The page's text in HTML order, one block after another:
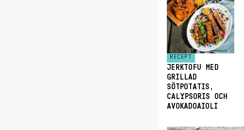
RECEPT
JERKTOFU MED
GRILLAD
SÖTPOTATIS,
CALYPSORIS OCH
AVOKADOAIOLI